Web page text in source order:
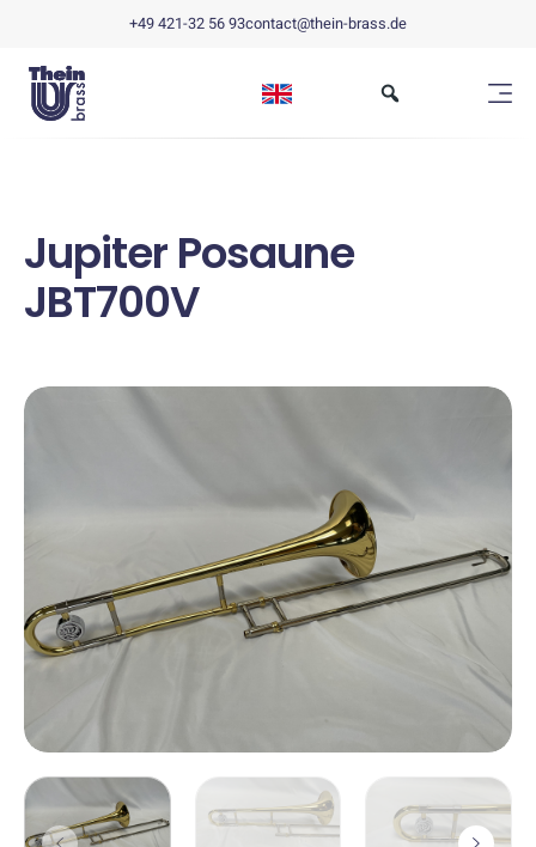
+49 421-32 56 93contact@thein-brass.de
Jupiter Posaune
JBT700V